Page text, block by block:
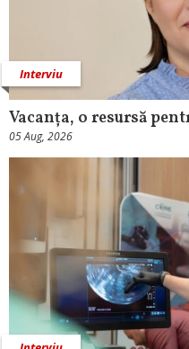
Interviu
Vacanța, o resursă
05 Aug, 2026